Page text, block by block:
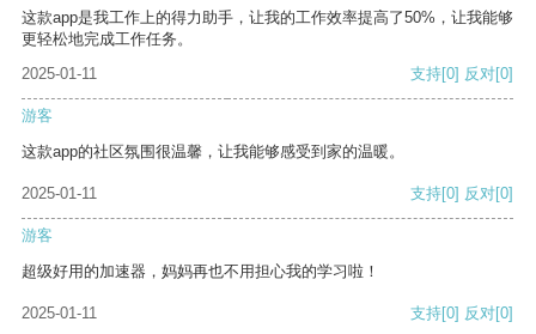
这款app是我工作上的得力助手，让我的工作效率提高了50%，让我能够
更轻松地完成工作任务。
2025-01-11
支持[0] 反对[0]
游客
这款app的社区氛围很温馨，让我能够感受到家的温暖。
2025-01-11 支持[0] 反对[0]
游客
超级好用的加速器，妈妈再也不用担心我的学习啦！
2025-01-11 支持[0] 反对[0]